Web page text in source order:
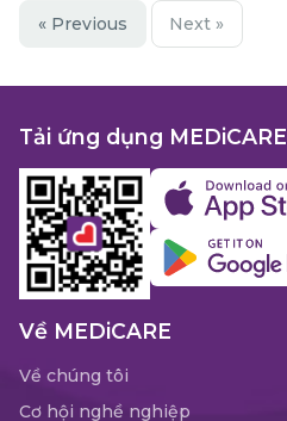
« Previous Next »
Tải ứng dụng MEDiCARE
Về MEDiCARE
Về chúng tôi
Cơ hội nghề nghiệp